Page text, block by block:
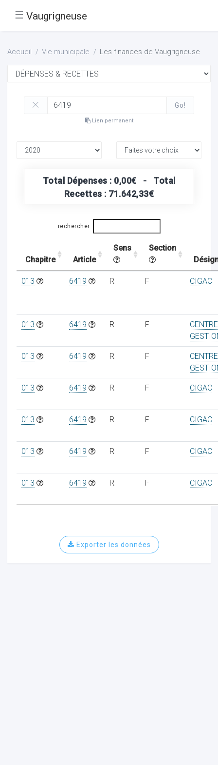
☰ Vaugrigneuse
Accueil Vie municipale Les finances de Vaugrigneuse
Go!
Lien permanent
Total Dépenses : 0,00€ - Total
Recettes : 71.642,33€
rechercher
Chapitre Article
Sens
Section
013 6419 R F CIGAC
013 6419 R F
013 6419 R F
013 6419 R F CIGAC
013 6419 R F CIGAC
013 6419 R F CIGAC
013 6419 R F CIGAC
Exporter les données